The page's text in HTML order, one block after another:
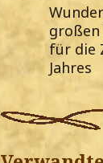
großen
für die
Jahres